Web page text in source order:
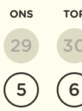
ONS
29
5 6